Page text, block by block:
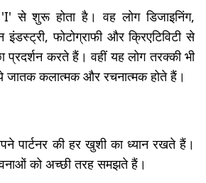
से शुरू होता है। वह लोग डिजाइनिंग,
फोटोग्राफी और क्रिएटिविटी से
प्रदर्शन करते हैं। वहीं यह लोग तरक्की भी
जातक कलात्मक और रचनात्मक होते हैं।
पार्टनर की हर खुशी का ध्यान रखते हैं।
को अच्छी तरह समझते हैं।